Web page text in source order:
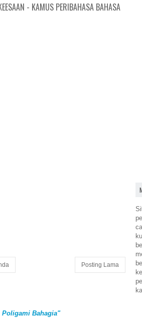
- KAMUS PERIBAHASA BAHASA
Posting Lama
Poligami Bahagia"